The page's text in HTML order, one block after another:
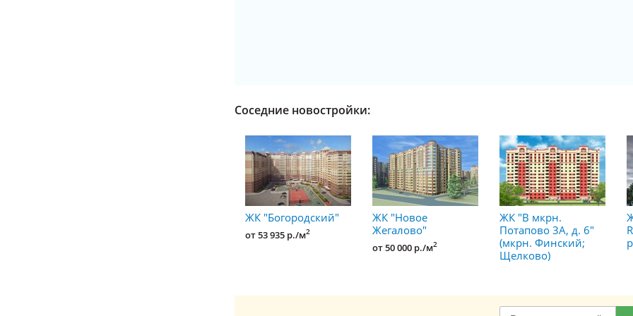
Соседние новостройки:
ЖК "Богородский"
от 53 935 р./м2
ЖК "Новое
Жегалово"
от 50 000 р./м2
ЖК "В мкрн.
Потапово 3А, д. 6"
(мкрн. Финский;
Щелково)